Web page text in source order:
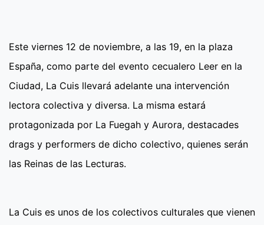
Este viernes 12 de noviembre, a las 19, en la plaza
España, como parte del evento cecualero Leer en la
Ciudad, La Cuis llevará adelante una intervención
lectora colectiva y diversa. La misma estará
protagonizada por La Fuegah y Aurora, destacades
drags y performers de dicho colectivo, quienes serán
las Reinas de las Lecturas.
La Cuis es unos de los colectivos culturales que vienen